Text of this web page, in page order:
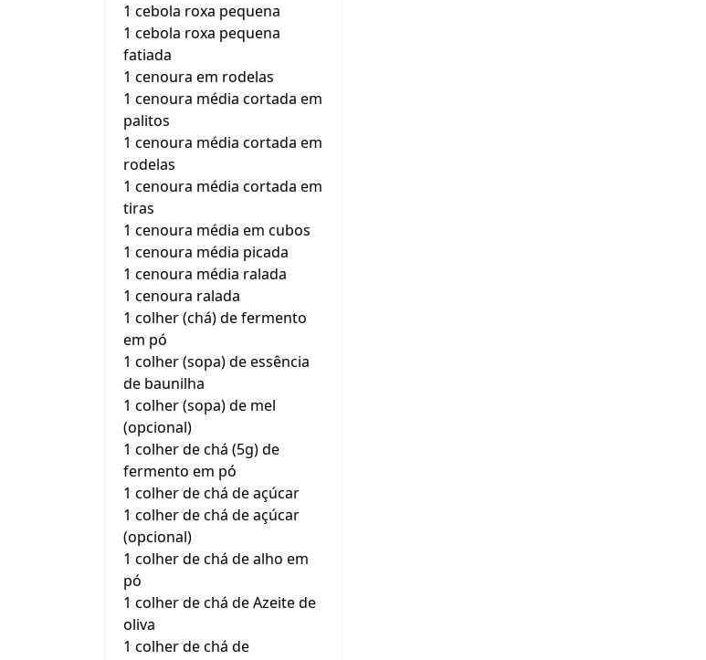
1 cebola roxa pequena
1 cebola roxa pequena
fatiada
1 cenoura em rodelas
1 cenoura média cortada em
palitos
1 cenoura média cortada em
rodelas
1 cenoura média cortada em
tiras
1 cenoura média em cubos
1 cenoura média picada
1 cenoura média ralada
1 cenoura ralada
1 colher (chá) de fermento
em pó
1 colher (sopa) de essência
de baunilha
1 colher (sopa) de mel
(opcional)
1 colher de chá (5g) de
fermento em pó
1 colher de chá de açúcar
1 colher de chá de açúcar
(opcional)
1 colher de chá de alho em
pó
1 colher de chá de Azeite de
oliva
1 colher de chá de